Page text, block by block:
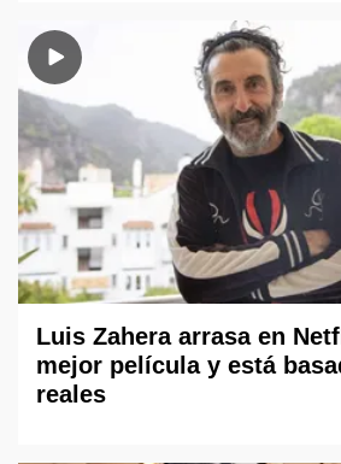
Luis Zahera arrasa en
mejor película y está
reales